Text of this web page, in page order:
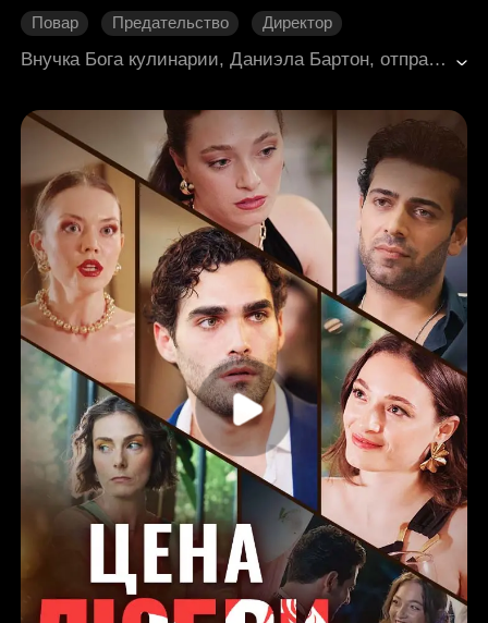
Повaр Предательство
Директор
Внучка Бога кулинарии, Даниэла Бартон, отправилась в город, чтобы испытать свои кулинарные способности, но была осмеяна как деревенская простушка. Однако Даниэла покорила всех, кто смотрел на нее свысока, своими исключительными кулинарными талантами, получив титул Бога кулинарии, и даже встретила настоящую любовь.